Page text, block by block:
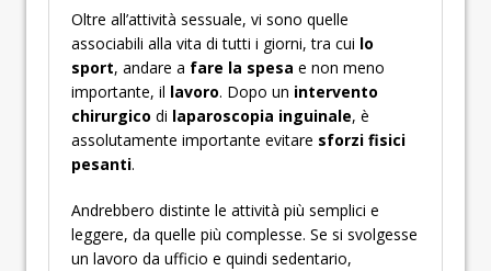
Oltre all’attività sessuale, vi sono quelle
associabili alla vita di tutti i giorni, tra cui lo
sport, andare a fare la spesa e non meno
importante, il lavoro. Dopo un intervento
chirurgico di laparoscopia inguinale, è
assolutamente importante evitare sforzi fisici
pesanti.
Andrebbero distinte le attività più semplici e
leggere, da quelle più complesse. Se si svolgesse
un lavoro da ufficio e quindi sedentario,